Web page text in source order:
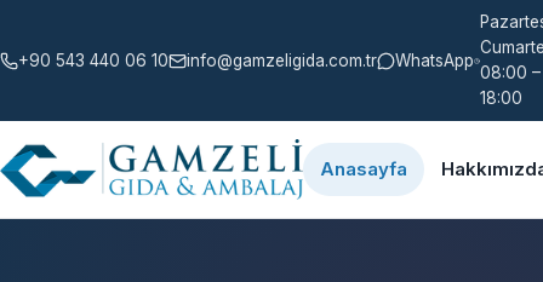
+90 543 440 06 10 info@gamzeligida.com.tr WhatsApp
08:00 –
18:00
Anasayfa